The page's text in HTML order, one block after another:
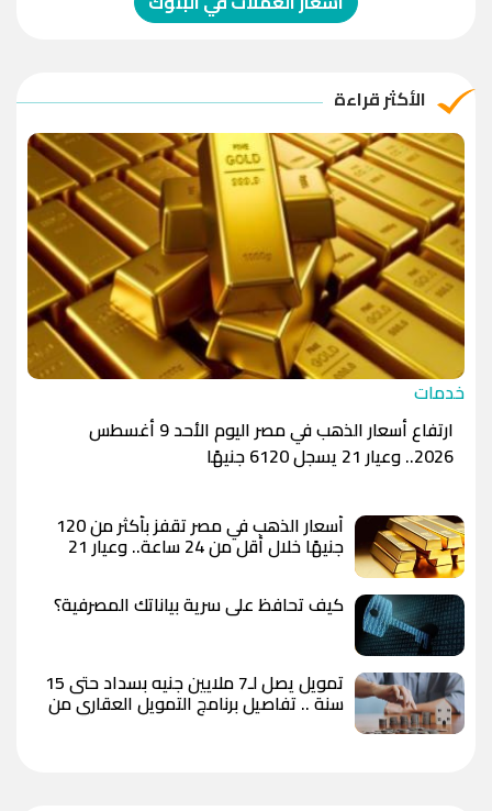
الريال القطري
الدينار الأردني
-1.0000
-1.0000
الأكثر قراءة
خدمات
ارتفاع أسعار الذهب في مصر اليوم الأحد 9 أغسطس
2026.. وعيار 21 يسجل 6120 جنيهًا
أسعار الذهب في مصر تقفز بأكثر من 120
جنيهًا خلال أقل من 24 ساعة.. وعيار 21
يسجل 6100 جنيه وسط توقعات بوصول
كيف تحافظ على سرية بياناتك المصرفية؟
تمويل يصل لـ7 ملايين جنيه بسداد حتى 15
سنة .. تفاصيل برنامج التمويل العقاري من